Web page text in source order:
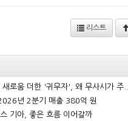
리스트
새로움 더한 '귀무자', 왜 무사시가 주...
년 2분기 매출 380억 원
기아, 좋은 흐름 이어갈까